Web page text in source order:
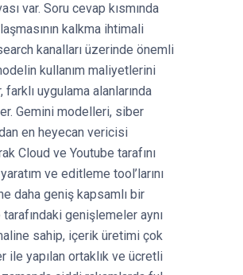
var. Soru cevap kısmında
kalkma ihtimali
kanalları üzerinde önemli
kullanım maliyetlerini
uygulama alanlarında
Gemini modelleri, siber
en heyecan vericisi
Cloud ve Youtube tarafını
ve editleme tool’larını
daha geniş kapsamlı bir
genişlemeler aynı
sahip, içerik üretimi çok
ile yapılan ortaklık ve ücretli